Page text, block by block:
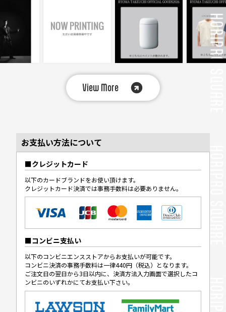
View More
お支払い方法について
クレジットカード
以下のカードブランドをお使い頂けます。
クレジットカード決済では事務手数料は必要ありません。
コンビニ支払い
以下のコンビニエンスストアからお支払いが可能です。
コンビニ決済の事務手数料は一律440円（税込）となります。
ご注文日の翌日から3日以内に、決済方法入力画面で選択したコ
ンビニのいずれかにてお支払い下さい。